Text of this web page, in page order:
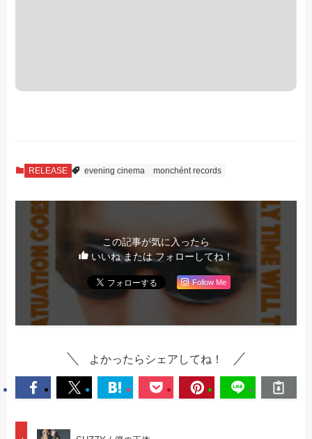
RELEASE evening cinema monchént records
この記事が気に入ったら
いいね または フォローしてね！
Follow Me
よかったらシェアしてね！